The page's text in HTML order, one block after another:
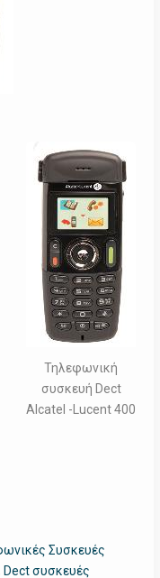
Τηλεφωνική
συσκευή Dect
Alcatel -Lucent 400
Συσκευές
Dect συσκευές